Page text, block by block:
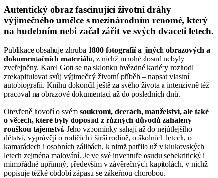
Autentický obraz fascinující životní dráhy
výjimečného umělce s mezinárodním renomé, který
na hudebním nebi začal zářit ve svých dvaceti letech.
Publikace obsahuje zhruba 1800 fotografií a jiných obrazových a
dokumentačních materiálů, z nichž mnohé dosud nebyly
zveřejněny. Karel Gott se na sklonku hvězdné kariéry rozhodl
zrekapitulovat svůj výjimečný životní příběh – napsat vlastní
autobiografii. Knihu dokončil ještě za svého života a intenzivně též
pracoval na obrazové dokumentaci až do posledních dnů.
Otevřeně hovoří o svém soukromí, dcerách, manželství, ale také
o věcech, které byly doposud z různých důvodů zahaleny
rouškou tajemství. Jeho vzpomínky sahají až do nejútlejšího
dětství, vyprávějí o rodičích i širší rodině, o školních letech, o
kamarádech i osobních zálibách, k nimž patřilo už v klukovských
letech zejména malování. Je ve své inventuře osudu sebekritický i
mimořádně upřímný, především v závěrečných kapitolách, v nichž
popisuje těžké období zápasu se zákeřnou chorobou.